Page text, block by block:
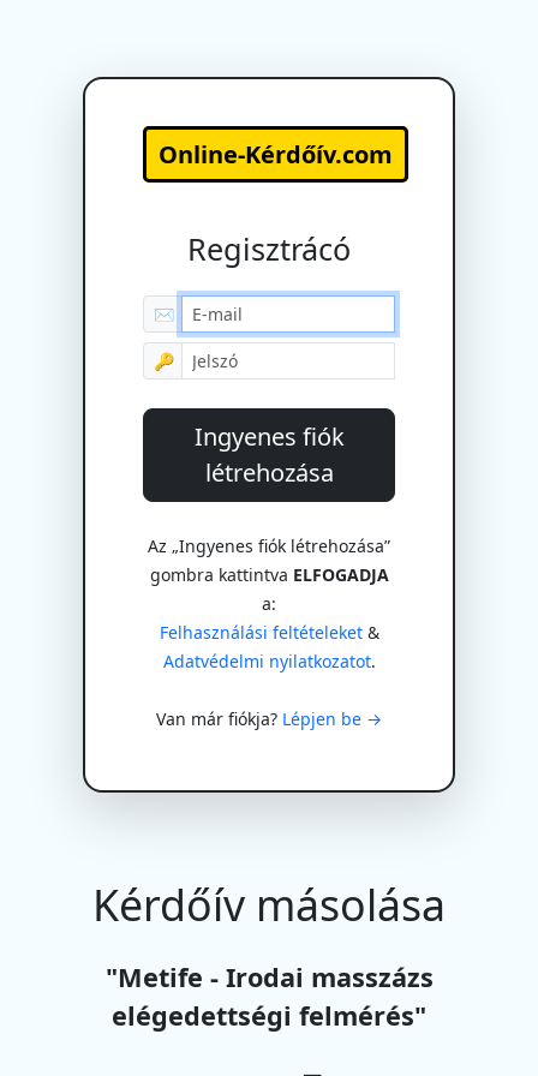
Online-Kérdőív.com
Regisztrácó
✉
🔑
Ingyenes fiók
létrehozása
Az „Ingyenes fiók létrehozása”
gombra kattintva ELFOGADJA
a:
Felhasználási feltételeket&
Adatvédelmi nyilatkozatot.
Van már fiókja? Lépjen be →
Kérdőív másolása
"Metife - Irodai masszázs
elégedettségi felmérés"